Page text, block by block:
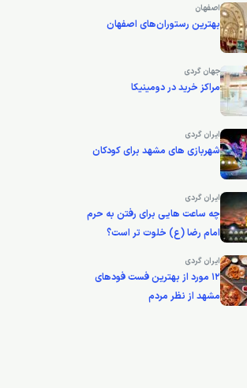
اصفهان
بهترین رستوران‌های اصفهان
جهان گردی
مراکز خرید در دومینیکا
ایران گردی
شهربازی های مشهد برای کودکان
ایران گردی
چه ساعت هایی برای رفتن به حرم
امام رضا (ع) خلوت تر است؟
ایران گردی
12 مورد از بهترین فست فودهای
مشهد از نظر مردم